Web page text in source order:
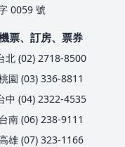
0059 號
票、訂房、票券
北 (02) 2718-8500
園 (03) 336-8811
中 (04) 2322-4535
台南 (06) 238-9111
雄 (07) 323-1166